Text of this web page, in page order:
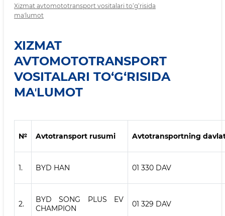
Xizmat avtomototransport vositalari to‘g‘risida
maʼlumot
XIZMAT
AVTOMOTOTRANSPORT
VOSITALARI TO‘G‘RISIDA
MAʼLUMOT
№ Avtotransport rusumi Avtotransportning
1. BYD HAN 01 330 DAV
2.
BYD SONG PLUS EV
CHAMPION
01 329 DAV